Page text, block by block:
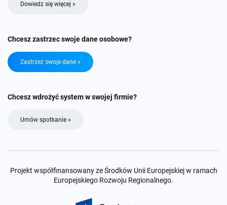
Dowiedz się więcej »
Chcesz zastrzec swoje dane osobowe?
Zastrzeż swoje dane »
Chcesz wdrożyć system w swojej firmie?
Umów spotkanie »
Projekt współfinansowany ze Środków Unii Europejskiej w ramach
Europejskiego Rozwoju Regionalnego.